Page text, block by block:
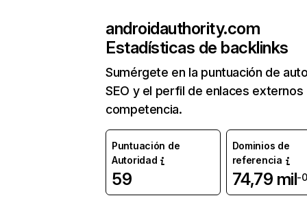
androidauthority.com
Estadísticas de backlinks
Sumérgete en la puntuación de
SEO y el perfil de enlaces externos
competencia.
Puntuación de
Autoridad
59
Dominios de
referencia
74,79 mil-